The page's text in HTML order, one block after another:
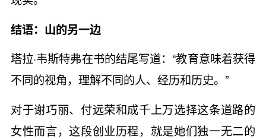
结语：山的另一边
塔拉·韦斯特弗在书的结尾写道：“教育意味着获得
不同的视角，理解不同的人、经历和历史。”
对于谢巧丽、付远荣和成千上万选择这条道路的
女性而言，这段创业历程，就是她们独一无二的